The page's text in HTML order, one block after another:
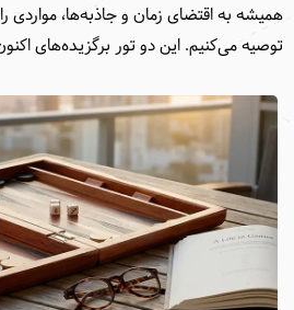
همیشه به اقتضای زمان و جاذبه‌ها، مواردی
توصیه می‌کنیم. این دو تور برگزیده‌های